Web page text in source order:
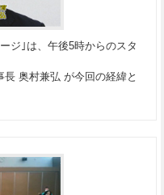
ジ｣は、午後5時からのスタ
奥村兼弘 が今回の経緯と